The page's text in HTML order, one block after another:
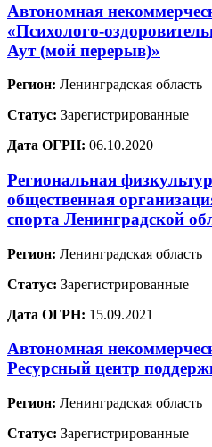
Автономная
«Психолого-
Аут (мой перерыв)»
Регион: Ленинградская область
Статус: Зарегистрированные
Дата ОГРН: 06.10.2020
Региональная
общественная
спорта Ленинградской
Регион: Ленинградская область
Статус: Зарегистрированные
Дата ОГРН: 15.09.2021
Автономная
Ресурсный центр
Регион: Ленинградская область
Статус: Зарегистрированные